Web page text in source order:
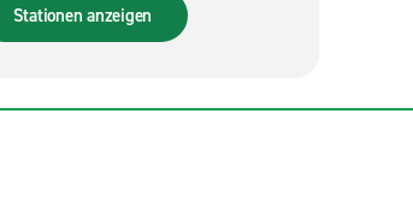
Stationen anzeigen